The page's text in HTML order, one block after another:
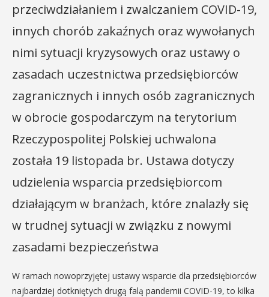
przeciwdziałaniem i zwalczaniem COVID-19,
innych chorób zakaźnych oraz wywołanych
nimi sytuacji kryzysowych oraz ustawy o
zasadach uczestnictwa przedsiębiorców
zagranicznych i innych osób zagranicznych
w obrocie gospodarczym na terytorium
Rzeczypospolitej Polskiej uchwalona
została 19 listopada br. Ustawa dotyczy
udzielenia wsparcia przedsiębiorcom
działającym w branżach, które znalazły się
w trudnej sytuacji w związku z nowymi
zasadami bezpieczeństwa
W ramach nowoprzyjętej ustawy wsparcie dla przedsiębiorców
najbardziej dotkniętych drugą falą pandemii COVID-19, to kilka